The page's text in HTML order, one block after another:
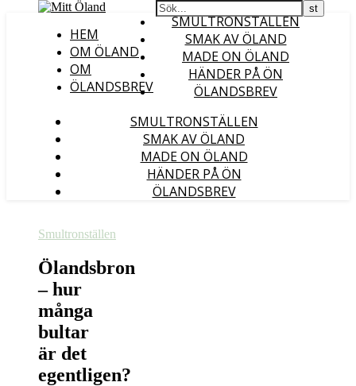
HEM
OM ÖLAND
OM
ÖLANDSBREV
SMULTRONSTÄLLEN
SMAK AV ÖLAND
MADE ON ÖLAND
HÄNDER PÅ ÖN
ÖLANDSBREV
SMULTRONSTÄLLEN
SMAK AV ÖLAND
MADE ON ÖLAND
HÄNDER PÅ ÖN
ÖLANDSBREV
Smultronställen
Ölandsbron
– hur
många
bultar
är det
egentligen?